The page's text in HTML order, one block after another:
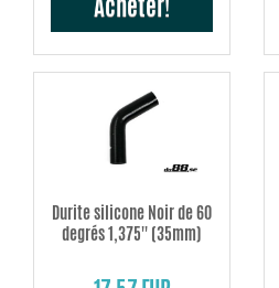
Durite silicone Noir de 60
degrés 1,375'' (35mm)